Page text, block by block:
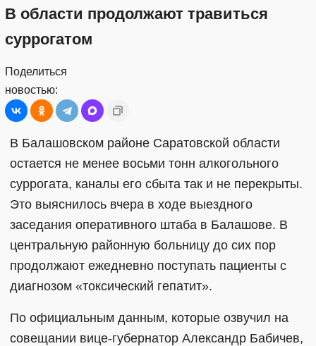
В области продолжают травиться
суррогатом
Поделиться
новостью:
В Балашовском районе Саратовской области
остается не менее восьми тонн алкогольного
суррогата, каналы его сбыта так и не перекрыты.
Это выяснилось вчера в ходе выездного
заседания оперативного штаба в Балашове. В
центральную районную больницу до сих пор
продолжают ежедневно поступать пациенты с
диагнозом «токсический гепатит».
По официальным данным, которые озвучил на
совещании вице-губернатор Александр Бабичев,